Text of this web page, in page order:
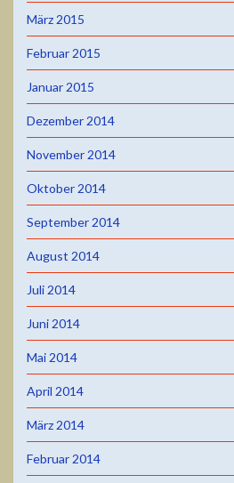
März 2015
Februar 2015
Januar 2015
Dezember 2014
November 2014
Oktober 2014
September 2014
August 2014
Juli 2014
Juni 2014
Mai 2014
April 2014
März 2014
Februar 2014